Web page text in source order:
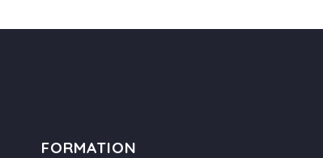
FORMATION